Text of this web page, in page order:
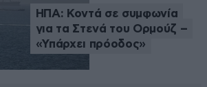
ΗΠΑ: Κοντά σε συμφωνία
για τα Στενά του Ορμούζ –
«Υπάρχει πρόοδος»